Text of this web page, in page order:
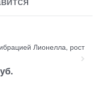
Лионелла, рост